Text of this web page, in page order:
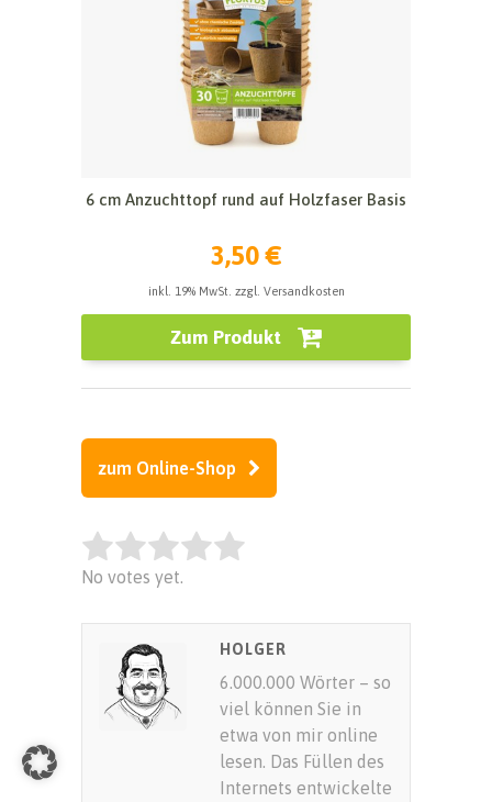
6 cm Anzuchttopf rund auf Holzfaser Basis
3,50 €
inkl. 19% MwSt. zzgl. Versandkosten
Zum Produkt
zum Online-Shop
Rate this item:
SUBMIT RATING
No votes yet.
HOLGER
6.000.000 Wörter – so
viel können Sie in
etwa von mir online
lesen. Das Füllen des
Internets entwickelte